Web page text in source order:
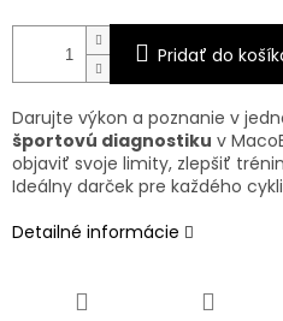
Pridať do
Darujte výkon a poznanie v
športovú diagnostiku v
objaviť svoje limity, zlepšiť
Ideálny darček pre každého
Detailné informácie